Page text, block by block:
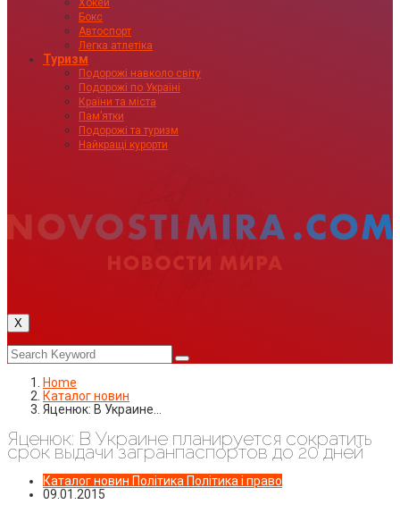
Хокей
Бокс
Автоспорт
Легка атлетіка
Туризм
Подорожі навколо світу
Подорожі по Україні
Країни та міста
Пам’ятки
Подорожі та туризм
Найкращі курорти
X
Home
Каталог новин
Яценюк: В Украине…
Яценюк: В Украине планируется сократить
срок выдачи загранпаспортов до 20 дней
Каталог новин Політика Політика і право
09.01.2015